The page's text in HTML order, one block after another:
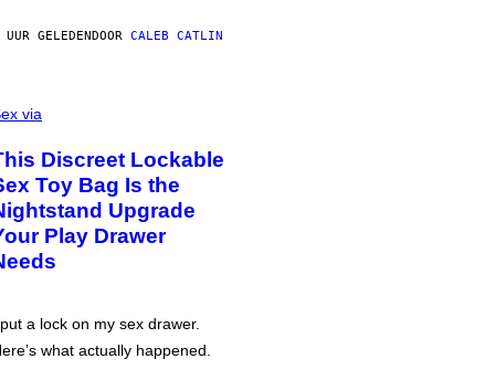
GELEDENDOOR CALEB CATLIN
via
Discreet Lockable
Toy Bag Is the
Upgrade
Play Drawer
a lock on my sex drawer.
what actually happened.